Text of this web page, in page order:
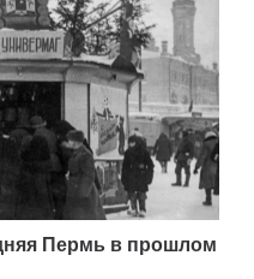
Пермь в прошлом